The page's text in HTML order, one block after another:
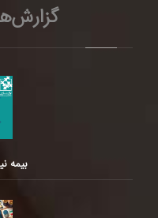
بیمه